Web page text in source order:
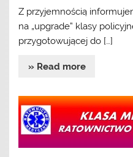
Z przyjemnością
na „upgrade” klasy
przygotowującej do […]
» Read more